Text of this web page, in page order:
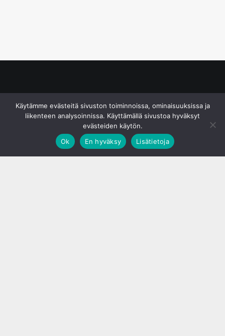
Käytämme evästeitä sivuston toiminnoissa, ominaisuuksissa ja
liikenteen analysoinnissa. Käyttämällä sivustoa hyväksyt
evästeiden käytön.
Ok
En hyväksy Lisätietoja